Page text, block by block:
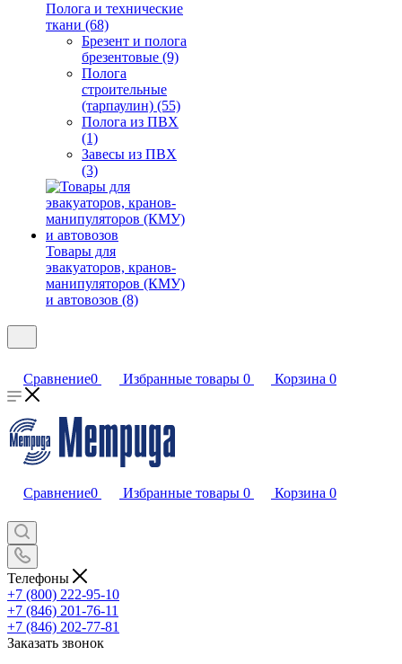
Полога и технические
ткани (68)
Брезент и полога
брезентовые (9)
Полога
строительные
(тарпаулин) (55)
Полога из ПВХ
(1)
Завесы из ПВХ
(3)
Товары для
эвакуаторов, кранов-
манипуляторов (КМУ)
и автовозов (8)
Сравнение0 Избранные товары 0 Корзина 0
Сравнение0 Избранные товары 0 Корзина 0
Телефоны
+7 (800) 222-95-10
+7 (846) 201-76-11
+7 (846) 202-77-81
Заказать звонок